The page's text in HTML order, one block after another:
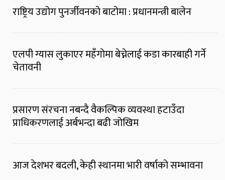
राष्ट्रिय उद्योग पुनर्जीवनको बाटोमा : प्रधानमन्त्री बालेन
एलपी ग्यास लुकाएर महँगोमा बेच्नेलाई कडा कारबाही गर्ने
चेतावनी
प्रसारण संरचना नबन्दै वैकल्पिक व्यवस्था हटाउँदा
प्राधिकरणलाई अर्बभन्दा बढी जोखिम
आज देशभर बदली, केही स्थानमा भारी वर्षाको सम्भावना